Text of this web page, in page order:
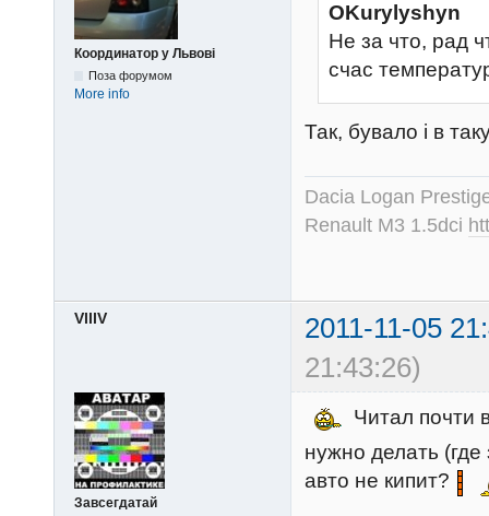
Координатор у Львові
Поза форумом
More info
OKurylyshyn
Не за что, рад
счас
Так, бувало і в
Dacia Logan
Renault M3 1.5dci
VlllV
2011-11-05
21:43:26)
Завсегдатай
Читал почти
нужно делать
авто не кипит?